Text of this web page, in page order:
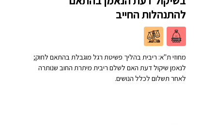
להתנהלות החייב
מחוזי ת"א: ריבית בהליך פשיטת רגל מוגבלת בהתאם לחוק;
לנאמן שיקול דעת האם לשלם ריבית מיתרת החוב שנותרה
לאחר תשלום לכלל הנושים.